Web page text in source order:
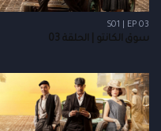
S01 | EP 03
سوق الكانتو | الحلقة 03